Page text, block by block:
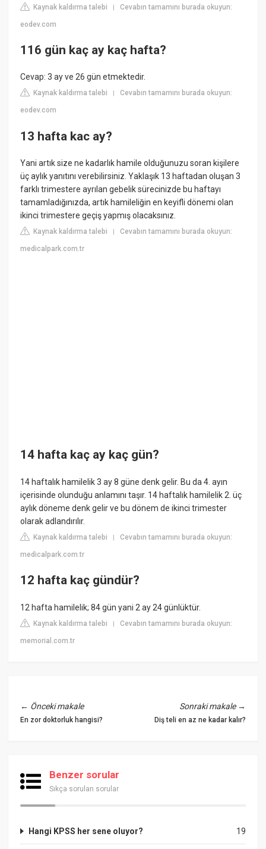
Kaynak kaldırma talebi |Cevabın tamamını burada okuyun:
eodev.com
116 gün kaç ay kaç hafta?
Cevap: 3 ay ve 26 gün etmektedir.
Kaynak kaldırma talebi |Cevabın tamamını burada okuyun:
eodev.com
13 hafta kac ay?
Yani artık size ne kadarlık hamile olduğunuzu soran kişilere
üç aylık yanıtını verebilirsiniz. Yaklaşık 13 haftadan oluşan 3
farklı trimestere ayrılan gebelik sürecinizde bu haftayı
tamamladığınızda, artık hamileliğin en keyifli dönemi olan
ikinci trimestere geçiş yapmış olacaksınız.
Kaynak kaldırma talebi |Cevabın tamamını burada okuyun:
medicalpark.com.tr
14 hafta kaç ay kaç gün?
14 haftalık hamilelik 3 ay 8 güne denk gelir. Bu da 4. ayın
içerisinde olunduğu anlamını taşır. 14 haftalık hamilelik 2. üç
aylık döneme denk gelir ve bu dönem de ikinci trimester
olarak adlandırılır.
Kaynak kaldırma talebi |Cevabın tamamını burada okuyun:
medicalpark.com.tr
12 hafta kaç gündür?
12 hafta hamilelik; 84 gün yani 2 ay 24 günlüktür.
Kaynak kaldırma talebi |Cevabın tamamını burada okuyun:
memorial.com.tr
← Önceki makale
En zor doktorluk hangisi?
Sonraki makale→
Diş teli en az ne kadar kalır?
Benzer sorular
Sıkça sorulan sorular
19
Hangi KPSS her sene oluyor?